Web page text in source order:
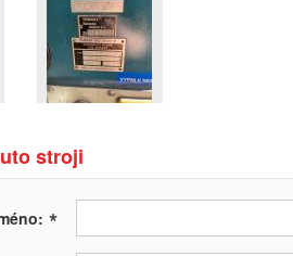
stroji
*